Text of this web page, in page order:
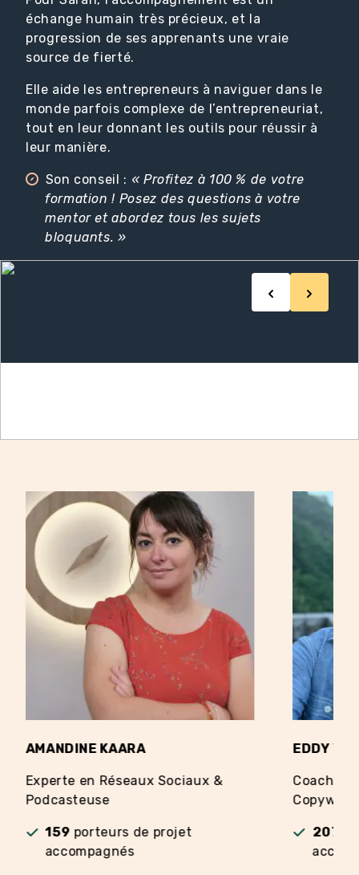
échange humain très précieux, et la
progression de ses apprenants une vraie
source de fierté.
Elle aide les entrepreneurs à naviguer dans le
monde parfois complexe de l’entrepreneuriat,
tout en leur donnant les outils pour réussir à
leur manière.
Son conseil : « Profitez à 100 % de votre
formation ! Posez des questions à votre
mentor et abordez tous les sujets
bloquants. »
AMANDINE KAARA
Experte en Réseaux Sociaux &
Podcasteuse
159 porteurs de projet
accompagnés
EDDY
Coach
207